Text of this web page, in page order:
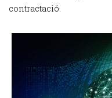
contractació.